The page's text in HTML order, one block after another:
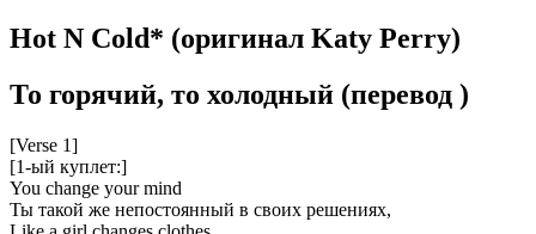
Hot N Cold* (оригинал Katy Perry)
То горячий, то холодный (перевод )
[Verse 1]
[1-ый куплет:]
You change your mind
Ты такой же непостоянный в своих решениях,